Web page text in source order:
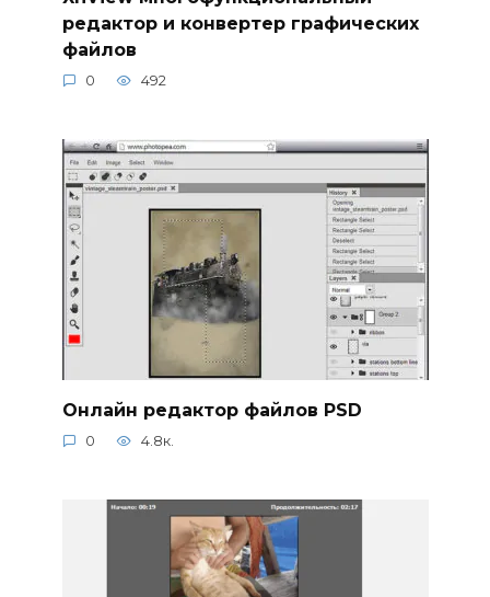
редактор и конвертер графических
файлов
0 492
Онлайн редактор файлов PSD
0 4.8к.